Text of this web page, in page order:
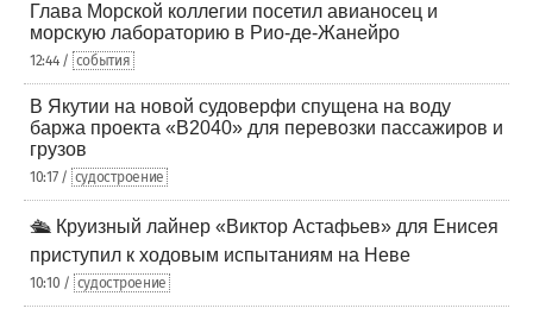
Глава Морской коллегии посетил авианосец и
морскую лабораторию в Рио-де-Жанейро
12:44 / события
В Якутии на новой судоверфи спущена на воду
баржа проекта «В2040» для перевозки пассажиров и
грузов
10:17 / судостроение
🛳️ Круизный лайнер «Виктор Астафьев» для Енисея
приступил к ходовым испытаниям на Неве
10:10 / судостроение